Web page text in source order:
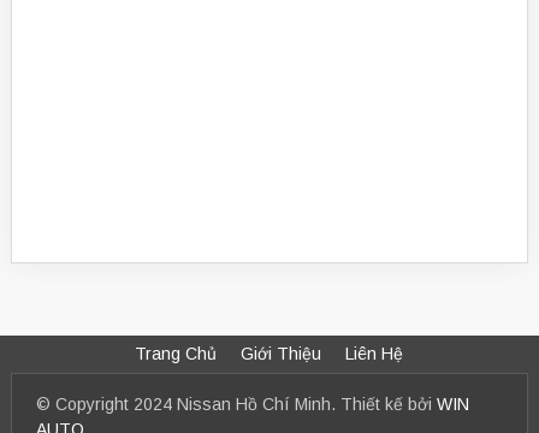
Trang Chủ Giới Thiệu Liên Hệ
© Copyright 2024 Nissan Hồ Chí Minh. Thiết kế bởi WIN